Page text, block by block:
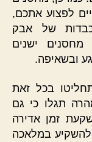
לפצוע אתכם,
של אבק
מחסנים ישנים
ובשאיפה.
בכל זאת
תגלו כי גם
זמן אדירה
להשקיע במלאכה